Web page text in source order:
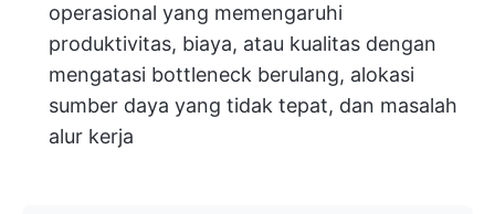
operasional yang memengaruhi
produktivitas, biaya, atau kualitas dengan
mengatasi bottleneck berulang, alokasi
sumber daya yang tidak tepat, dan masalah
alur kerja